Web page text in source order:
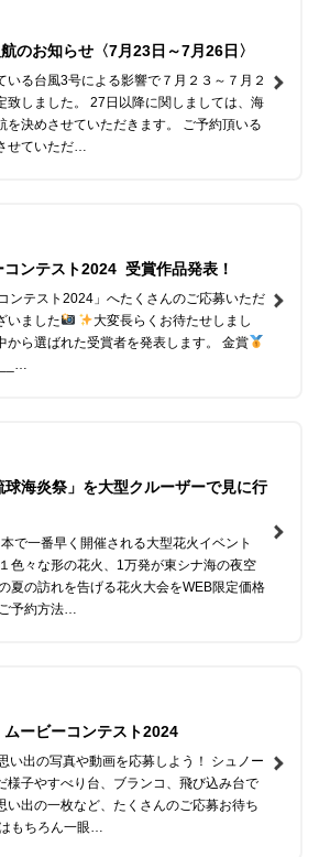
のお知らせ〈7月23日～7月26日〉
いる台風3号による影響で７月２３～７月２
致しました。 27日以降に関しましては、海
を決めさせていただきます。 ご予約頂いる
せていただ…
ンテスト2024 受賞作品発表！
ンテスト2024」へたくさんのご応募いただ
いました
大変長らくお待たせしまし
から選ばれた受賞者を発表します。 金賞
海炎祭」を大型クルーザーで見に行
で一番早く開催される大型花火イベント
色々な形の花火、1万発が東シナ海の夜空
夏の訪れを告げる花火大会をWEB限定価格
予約方法…
ービーコンテスト2024
い出の写真や動画を応募しよう！ シュノー
様子やすべり台、ブランコ、飛び込み台で
い出の一枚など、たくさんのご応募お待ち
もちろん一眼…